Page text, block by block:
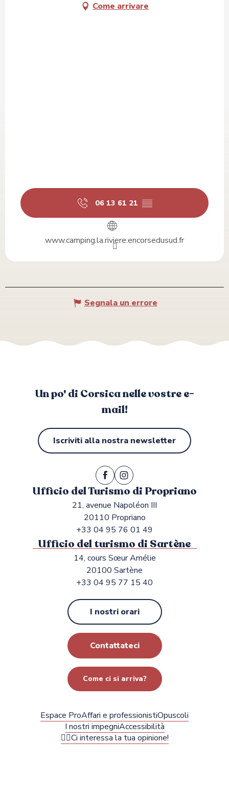
Come arrivare
06 13 61 21 ▒▒
www.camping.la.riviere.encorsedusud.fr
Segnala un errore
Un po' di Corsica nelle vostre e-
mail!
Iscriviti alla nostra newsletter
Ufficio del Turismo di Propriano
21, avenue Napoléon III
20110 Propriano
+33 04 95 76 01 49
Ufficio del turismo di Sartène
14, cours Sœur Amélie
20100 Sartène
+33 04 95 77 15 40
I nostri orari
Contattateci
Come ci si arriva?
Espace ProAffari e professionistiOpuscoli
I nostri impegniAccessibilità
✍🏻Ci interessa la tua opinione!